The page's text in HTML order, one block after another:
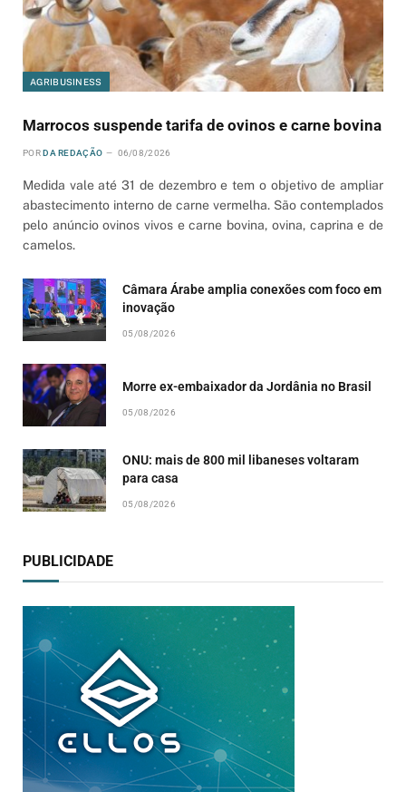
AGRIBUSINESS
Marrocos suspende tarifa de ovinos e carne bovina
POR DA REDAÇÃO 06/08/2026
Medida vale até 31 de dezembro e tem o objetivo de ampliar
abastecimento interno de carne vermelha. São contemplados
pelo anúncio ovinos vivos e carne bovina, ovina, caprina e de
camelos.
Câmara Árabe amplia conexões com foco em
inovação
05/08/2026
Morre ex-embaixador da Jordânia no Brasil
05/08/2026
ONU: mais de 800 mil libaneses voltaram
para casa
05/08/2026
PUBLICIDADE